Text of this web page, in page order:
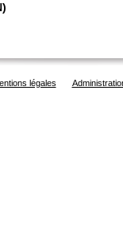
légales